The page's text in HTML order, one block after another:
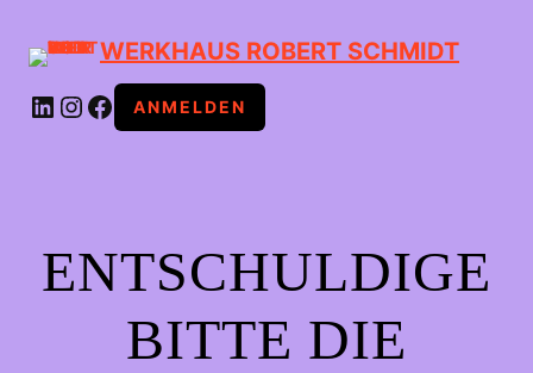
WERKHAUS ROBERT SCHMIDT
LINKEDIN INSTAGRAMFACEBOOK ANMELDEN
ENTSCHULDIGE
BITTE DIE